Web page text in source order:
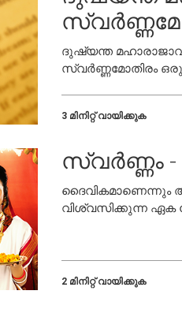
ദുഷ്യന്ത
സ്വർണ്ണമോതിരം
3 മിനിറ്റ് വായിക്കുക
സ്വർണ്ണം
ദൈവികമാണെന്നും
വിശ്വസിക്കുന്ന
2 മിനിറ്റ് വായിക്കുക